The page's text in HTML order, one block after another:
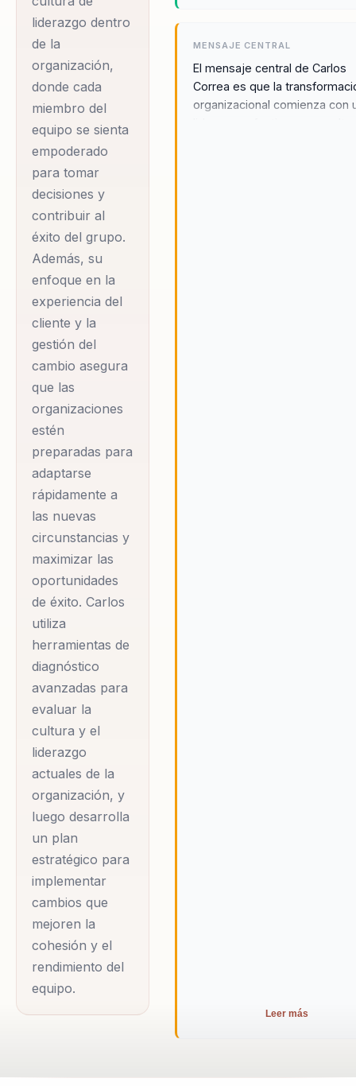
liderazgo dentro
de la
organización,
donde cada
miembro del
equipo se sienta
empoderado
para tomar
decisiones y
contribuir al
éxito del grupo.
Además, su
enfoque en la
experiencia del
cliente y la
gestión del
cambio asegura
que las
organizaciones
estén
preparadas para
adaptarse
rápidamente a
las nuevas
circunstancias y
maximizar las
oportunidades
de éxito. Carlos
utiliza
herramientas de
diagnóstico
avanzadas para
evaluar la
cultura y el
liderazgo
actuales de la
organización, y
luego desarrolla
un plan
estratégico para
implementar
cambios que
mejoren la
cohesión y el
rendimiento del
equipo.
MENSAJE CENTRAL
El mensaje central de Carlos
Correa es que la
organizacional comienza con
Leer más